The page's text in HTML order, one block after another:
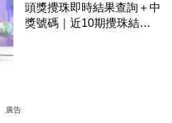
頭獎攪珠即時結果查詢＋中
獎號碼｜近10期攪珠結果
廣告